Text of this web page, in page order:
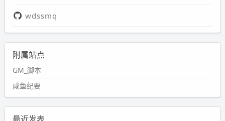
wdssmq
附属站点
GM_脚本
咸鱼纪要